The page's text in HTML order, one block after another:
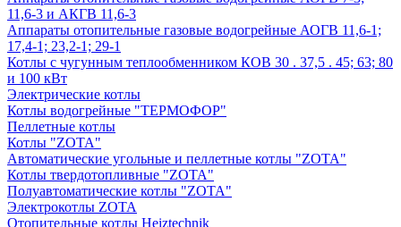
11,6-3 и АКГВ 11,6-3
Аппараты отопительные газовые водогрейные АОГВ 11,6-1;
17,4-1; 23,2-1; 29-1
Котлы с чугунным теплообменником КОВ 30 . 37,5 . 45; 63; 80
и 100 кВт
Электрические котлы
Котлы водогрейные "ТЕРМОФОР"
Пеллетные котлы
Котлы "ZOTA"
Автоматические угольные и пеллетные котлы "ZOTA"
Котлы твердотопливные "ZOTA"
Полуавтоматические котлы "ZOTA"
Электрокотлы ZOTA
Отопительные котлы Heiztechnik